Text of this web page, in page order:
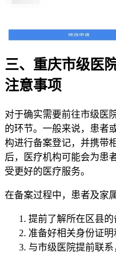
三、重庆市级医
注意事项
对于确实需要前往市级医
的环节。一般来说，患者
构进行备案登记，并携带
后，医疗机构可能会为患
受更好的医疗服务。
在备案过程中，患者及家
提前了解所在区县的
准备好相关身份证明
与市级医院提前联系